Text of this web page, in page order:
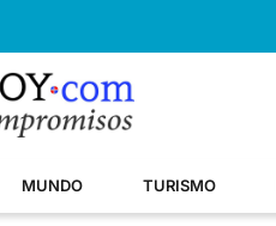
MUNDO TURISMO